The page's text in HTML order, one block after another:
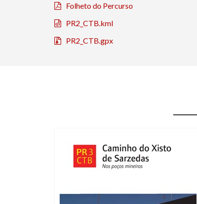
Folheto do Percurso
PR2_CTB.kml
PR2_CTB.gpx